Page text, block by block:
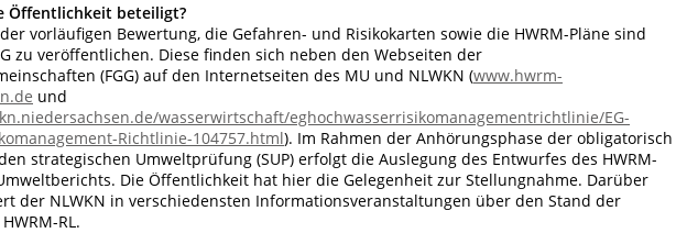
Öffentlichkeit beteiligt?
vorläufigen Bewertung, die Gefahren- und Risikokarten sowie die HWRM-Pläne sind
zu veröffentlichen. Diese finden sich neben den Webseiten der
(FGG) auf den Internetseiten des MU und NLWKN (www.hwrm-
und
wasserwirtschaft/eghochwasserrisikomanagementrichtlinie/EG-
Richtlinie-104757.html). Im Rahmen der Anhörungsphase der obligatorisch
strategischen Umweltprüfung (SUP) erfolgt die Auslegung des Entwurfes des HWRM-
Die Öffentlichkeit hat hier die Gelegenheit zur Stellungnahme. Darüber
der NLWKN in verschiedensten Informationsveranstaltungen über den Stand der
RL.